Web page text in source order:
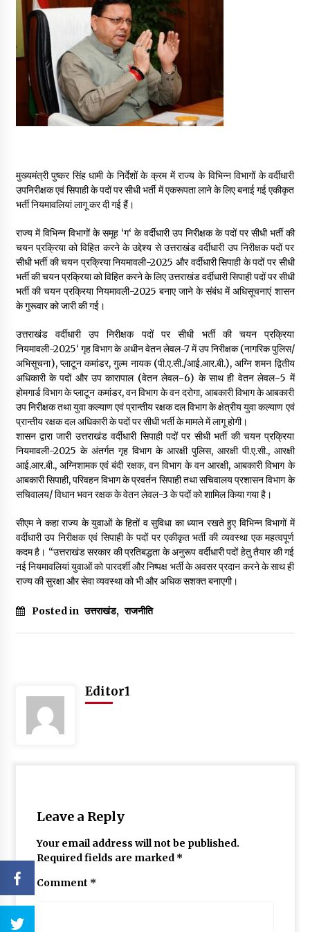
May 16, 2022
Thought Of The Day 14 May
May 14, 2022
Thought Of The Day 13 May
Thought Of The Day 12 May
May 12, 2022
Thought Of The Day 11 May
May 11, 2022
Thought Of The Day 10 May
Thought Of The Day 9 May
May 9, 2022
मुख्यमंत्री पुष्कर सिंह धामी के निर्देशों के क्रम में राज्य के विभिन्न विभागों के वर्दीधारी
उपनिरीक्षक एवं सिपाही के पदों पर सीधी भर्ती में एकरूपता लाने के लिए बनाई गई एकीकृत
भर्ती नियमावलियां लागू कर दी गई हैं।
राज्य में विभिन्न विभागों के समूह ‘ग‘ के वर्दीधारी उप निरीक्षक के पदों पर सीधी भर्ती की
चयन प्रक्रिया को विहित करने के उद्देश्य से उत्तराखंड वर्दीधारी उप निरीक्षक पदों पर
सीधी भर्ती की चयन प्रक्रिया नियमावली-2025 और वर्दीधारी सिपाही के पदों पर सीधी
भर्ती की चयन प्रक्रिया को विहित करने के लिए उत्तराखंड वर्दीधारी सिपाही पदों पर सीधी
भर्ती की चयन प्रक्रिया नियमावली-2025 बनाए जाने के संबंध में अधिसूचनाएं शासन
के गुरूवार को जारी की गई।
उत्तराखंड वर्दीधारी उप निरीक्षक पदों पर सीधी भर्ती की चयन प्रक्रिया
नियमावली-2025‘ गृह विभाग के अधीन वेतन लेवल-7 में उप निरीक्षक (नागरिक पुलिस/
अभिसूचना), प्लाटून कमांडर, गुल्म नायक (पी.ए.सी./आई.आर.बी.), अग्नि शमन द्वितीय
अधिकारी के पदों और उप कारापाल (वेतन लेवल-6) के साथ ही वेतन लेवल-5 में
होमगार्ड विभाग के प्लाटून कमांडर, वन विभाग के वन दरोगा, आबकारी विभाग के आबकारी
उप निरीक्षक तथा युवा कल्याण एवं प्रान्तीय रक्षक दल विभाग के क्षेत्रीय युवा कल्याण एवं
प्रान्तीय रक्षक दल अधिकारी के पदों पर सीधी भर्ती के मामले में लागू होगी।
शासन द्वारा जारी उत्तराखंड वर्दीधारी सिपाही पदों पर सीधी भर्ती की चयन प्रक्रिया
नियमावली-2025 के अंतर्गत गृह विभाग के आरक्षी पुलिस, आरक्षी पी.ए.सी., आरक्षी
आई.आर.बी., अग्निशामक एवं बंदी रक्षक, वन विभाग के वन आरक्षी, आबकारी विभाग के
आबकारी सिपाही, परिवहन विभाग के प्रवर्तन सिपाही तथा सचिवालय प्रशासन विभाग के
सचिवालय/ विधान भवन रक्षक के वेतन लेवल-3 के पदों को शामिल किया गया है।
सीएम ने कहा राज्य के युवाओं के हितों व सुविधा का ध्यान रखते हुए विभिन्न विभागों में
वर्दीधारी उप निरीक्षक एवं सिपाही के पदों पर एकीकृत भर्ती की व्यवस्था एक महत्वपूर्ण
कदम है। “उत्तराखंड सरकार की प्रतिबद्धता के अनुरूप वर्दीधारी पदों हेतु तैयार की गई
नई नियमावलियां युवाओं को पारदर्शी और निष्पक्ष भर्ती के अवसर प्रदान करने के साथ ही
राज्य की सुरक्षा और सेवा व्यवस्था को भी और अधिक सशक्त बनाएगी।
Posted in उत्तराखंड, राजनीति
Editor1
Leave a Reply
Your email address will not be published.
Required fields are marked *
Comment *